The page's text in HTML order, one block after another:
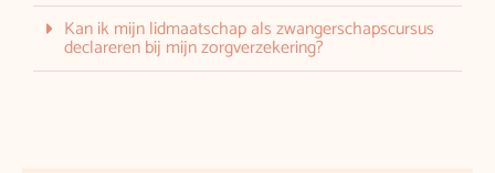
Kan ik mijn lidmaatschap als zwangerschapscursus
declareren bij mijn zorgverzekering?